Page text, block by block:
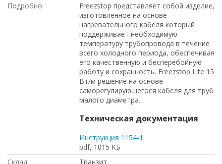
Подробно
Freezstop представляет собой изделие,
изготовленное на основе
нагревательного кабеля который
поддерживает необходимую
температуру трубопровода в течение
всего холодного периода, обеспечивая
его качественную и бесперебойную
работу и сохранность. Freezstop Lite 15
Вт/м решение на основе
саморегулирующегося кабеля для труб
малого диаметра.
Техническая документация
Инструкция 1154-1
pdf, 1015 КБ
Склад
Транзит